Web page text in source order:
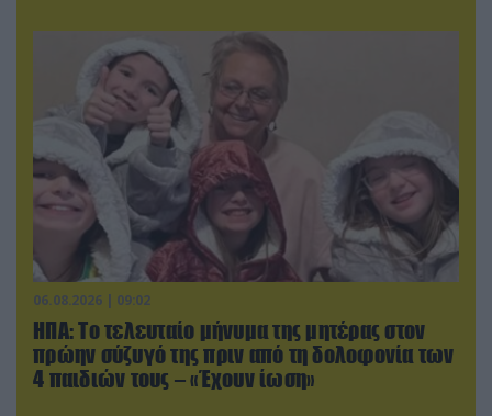
06.08.2026 | 09:02
ΗΠΑ: Το τελευταίο μήνυμα της μητέρας στον
πρώην σύζυγό της πριν από τη δολοφονία των
4 παιδιών τους – «Έχουν ίωση»